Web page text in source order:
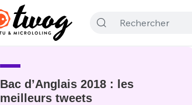
Bac d’Anglais 2018 : les
meilleurs tweets